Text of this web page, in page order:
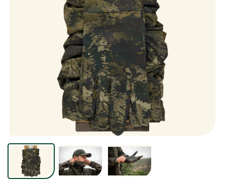
Jaktkläder & skor
Måltavlor
Vapen
Optik
Skapa konto
Fyll i dina företags- eller föreningsuppgifter i